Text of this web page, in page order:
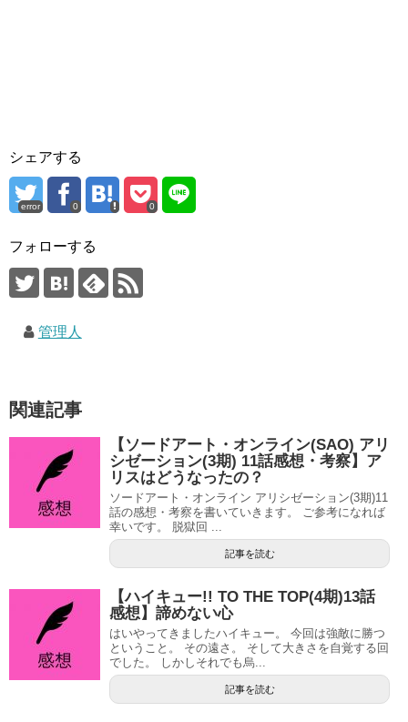
シェアする
error 0 0
フォローする
管理人
関連記事
【ソードアート・オンライン(SAO) アリ
シゼーション(3期) 11話感想・考察】ア
リスはどうなったの？
ソードアート・オンライン アリシゼーション(3期)11
話の感想・考察を書いていきます。 ご参考になれば
幸いです。 脱獄回 ...
記事を読む
【ハイキュー!! TO THE TOP(4期)13話
感想】諦めない心
はいやってきましたハイキュー。 今回は強敵に勝つ
ということ。 その遠さ。 そして大きさを自覚する回
でした。 しかしそれでも烏...
記事を読む